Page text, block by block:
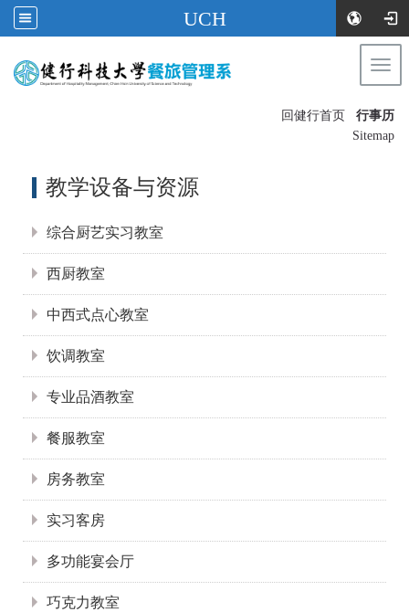
UCH
回健行首页
行事历
Sitemap
教学设备与资源
综合厨艺实习教室
西厨教室
中西式点心教室
饮调教室
专业品酒教室
餐服教室
房务教室
实习客房
多功能宴会厅
巧克力教室